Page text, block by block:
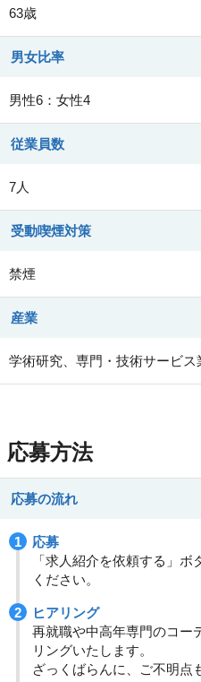
63歳
男女比率
男性6：女性4
従業員数
7人
受動喫煙対策
禁煙
産業
学術研究、専門・技術サービス
応募方法
応募の流れ
応募
「求人紹介を依頼する」
ください。
ヒアリング
再就職や中高年専門のコー
リングいたします。
ざっくばらんに、ご不明点